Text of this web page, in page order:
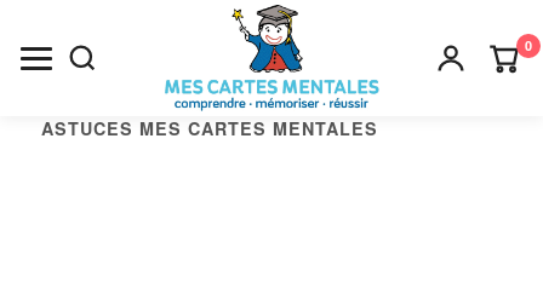
0
Recherche
ASTUCES MES CARTES MENTALES